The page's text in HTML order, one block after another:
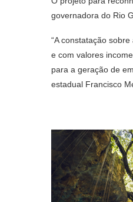
governadora do Rio
“A constatação
e com valores
para a geração de
estadual Francisco